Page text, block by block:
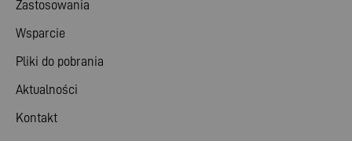
Zastosowania
Wsparcie
Pliki do pobrania
Aktualności
Kontakt